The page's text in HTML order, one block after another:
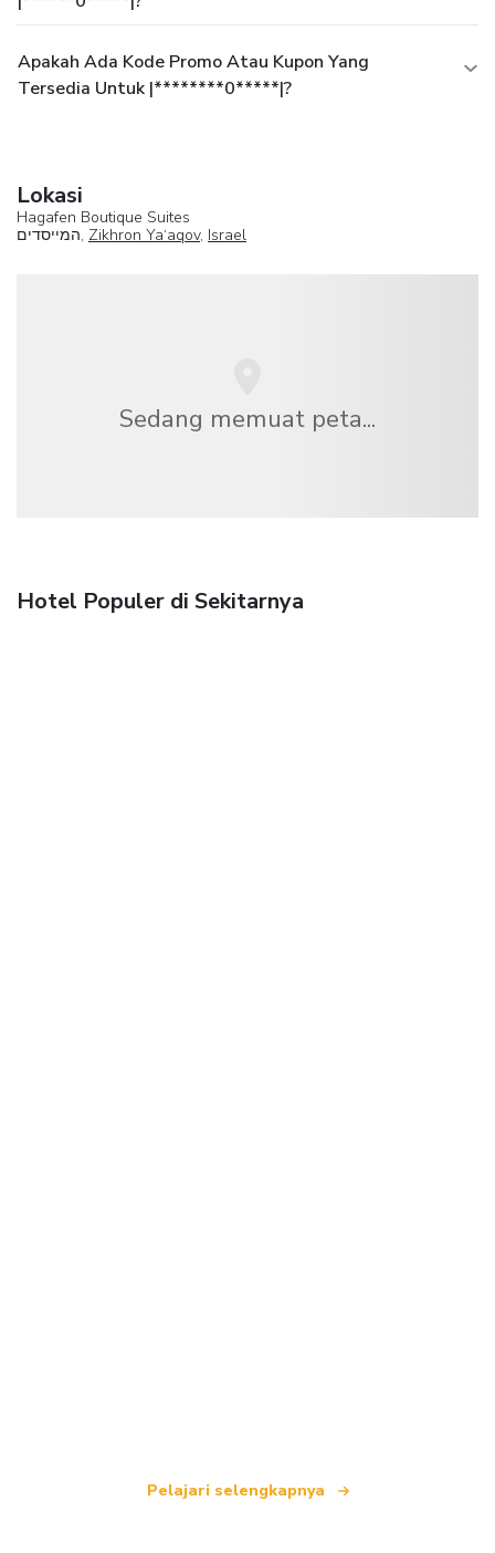
Apakah Ada Kode Promo Atau Kupon Yang
Tersedia Untuk |********0*****|?
Lokasi
Hagafen Boutique Suites
המייסדים, Zikhron Ya‘aqov, Israel
Sedang memuat peta...
Hotel Populer di Sekitarnya
Pelajari selengkapnya